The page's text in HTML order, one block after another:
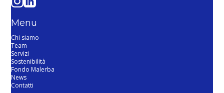
Menu
Chi siamo
Team
Servizi
Sostenibilità
Fondo Malerba
News
Contatti